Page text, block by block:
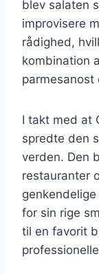
blev salaten
improvisere
rådighed,
kombination
parmesanost
I takt med at
spredte den
verden. Den
restauranter
for sin rige
til en favorit